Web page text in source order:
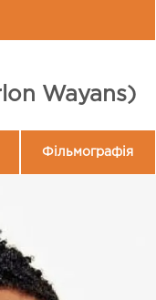
Wayans)
Фільмографія